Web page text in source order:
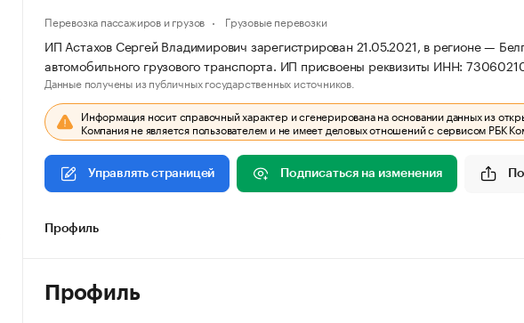
Перевозка пассажиров и грузов Грузовые перевозки
ИП Астахов Сергей Владимирович зарегистрирован 21.05.2021, в регионе —
автомобильного грузового транспорта. ИП присвоены реквизиты ИНН:
Данные получены из публичных государственных источников.
Информация носит справочный характер и сгенерирована на основании данных из
Компания не является пользователем и не имеет деловых отношений с сервисом РБК
Управлять страницей Подписаться на изменения
Профиль
Профиль